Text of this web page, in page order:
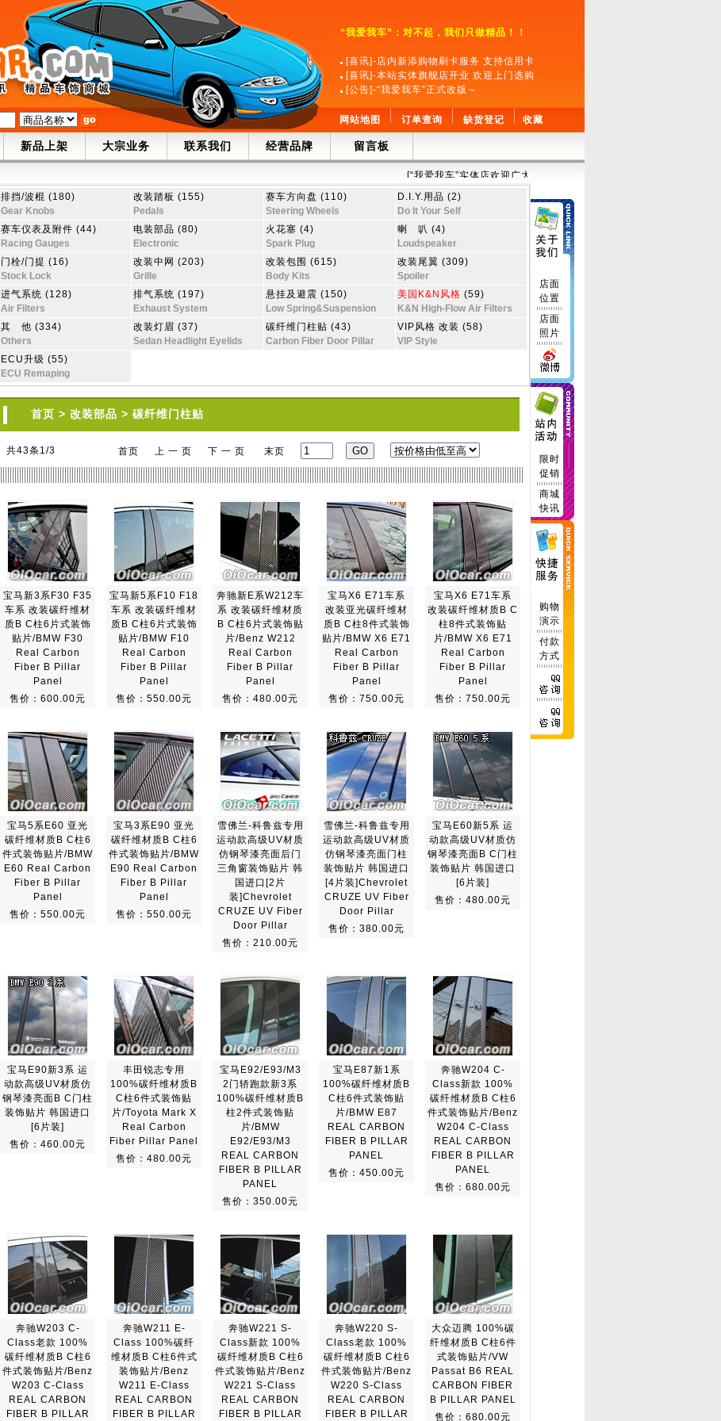
“我爱我车”：对不起，我们只做精品！！
[喜讯]-店内新添购物刷卡服务 支持信用卡
[喜讯]-本站实体旗舰店开业 欢迎上门选购
[公告]-“我爱我车”正式改版～
网站地图 订单查询 缺货登记 收藏
新品上架 大宗业务 联系我们 经营品牌 留言板
[“我爱我车”实体店欢迎广大车友上门选购，店内可提供安装服务。
排挡/波棍 (180)
Gear Knobs
改装踏板 (155)
Pedals
赛车方向盘 (110)
Steering Wheels
D.I.Y.用品 (2)
Do It Your Self
赛车仪表及附件 (44)
Racing Gauges
电装部品 (80)
Electronic
火花塞 (4)
Spark Plug
喇 叭 (4)
Loudspeaker
门栓/门提 (16)
Stock Lock
改装中网 (203)
Grille
改装包围 (615)
Body Kits
改装尾翼 (309)
Spoiler
进气系统 (128)
Air Filters
排气系统 (197)
Exhaust System
悬挂及避震 (150)
Low Spring&Suspension
美国K&N风格 (59)
K&N High-Flow Air Filters
其 他 (334)
Others
改装灯眉 (37)
Sedan Headlight Eyelids
碳纤维门柱贴 (43)
Carbon Fiber Door Pillar
VIP风格 改装 (58)
VIP Style
ECU升级 (55)
ECU Remaping
首页 > 改装部品 > 碳纤维门柱贴
共43条1/3 首页 上 一 页 下 一 页 末页
宝马新3系F30 F35
车系 改装碳纤维材
质B C柱6片式装饰
贴片/BMW F30
Real Carbon
Fiber B Pillar
Panel
售价：600.00元
宝马新5系F10 F18
车系 改装碳纤维材
质B C柱6片式装饰
贴片/BMW F10
Real Carbon
Fiber B Pillar
Panel
售价：550.00元
奔驰新E系W212车
系 改装碳纤维材质
B C柱6片式装饰贴
片/Benz W212
Real Carbon
Fiber B Pillar
Panel
售价：480.00元
宝马X6 E71车系
改装亚光碳纤维材
质B C柱8件式装饰
贴片/BMW X6 E71
Real Carbon
Fiber B Pillar
Panel
售价：750.00元
宝马X6 E71车系
改装碳纤维材质B C
柱8件式装饰贴
片/BMW X6 E71
Real Carbon
Fiber B Pillar
Panel
售价：750.00元
宝马5系E60 亚光
碳纤维材质B C柱6
件式装饰贴片/BMW
E60 Real Carbon
Fiber B Pillar
Panel
售价：550.00元
宝马3系E90 亚光
碳纤维材质B C柱6
件式装饰贴片/BMW
E90 Real Carbon
Fiber B Pillar
Panel
售价：550.00元
雪佛兰-科鲁兹专用
运动款高级UV材质
仿钢琴漆亮面后门
三角窗装饰贴片 韩
国进口[2片
装]Chevrolet
CRUZE UV Fiber
Door Pillar
售价：210.00元
雪佛兰-科鲁兹专用
运动款高级UV材质
仿钢琴漆亮面门柱
装饰贴片 韩国进口
[4片装]Chevrolet
CRUZE UV Fiber
Door Pillar
售价：380.00元
宝马E60新5系 运
动款高级UV材质仿
钢琴漆亮面B C门柱
装饰贴片 韩国进口
[6片装]
售价：480.00元
宝马E90新3系 运
动款高级UV材质仿
钢琴漆亮面B C门柱
装饰贴片 韩国进口
[6片装]
售价：460.00元
丰田锐志专用
100%碳纤维材质B
C柱6件式装饰贴
片/Toyota Mark X
Real Carbon
Fiber Pillar Panel
售价：480.00元
宝马E92/E93/M3
2门轿跑款新3系
100%碳纤维材质B
柱2件式装饰贴
片/BMW
E92/E93/M3
REAL CARBON
FIBER B PILLAR
PANEL
售价：350.00元
宝马E87新1系
100%碳纤维材质B
C柱6件式装饰贴
片/BMW E87
REAL CARBON
FIBER B PILLAR
PANEL
售价：450.00元
奔驰W204 C-
Class新款 100%
碳纤维材质B C柱6
件式装饰贴片/Benz
W204 C-Class
REAL CARBON
FIBER B PILLAR
PANEL
售价：680.00元
奔驰W203 C-
Class老款 100%
碳纤维材质B C柱6
件式装饰贴片/Benz
W203 C-Class
REAL CARBON
FIBER B PILLAR
奔驰W211 E-
Class 100%碳纤
维材质B C柱6件式
装饰贴片/Benz
W211 E-Class
REAL CARBON
FIBER B PILLAR
奔驰W221 S-
Class新款 100%
碳纤维材质B C柱6
件式装饰贴片/Benz
W221 S-Class
REAL CARBON
FIBER B PILLAR
奔驰W220 S-
Class老款 100%
碳纤维材质B C柱6
件式装饰贴片/Benz
W220 S-Class
REAL CARBON
FIBER B PILLAR
大众迈腾 100%碳
纤维材质B C柱6件
式装饰贴片/VW
Passat B6 REAL
CARBON FIBER
B PILLAR PANEL
售价：680.00元
店面
位置
店面
照片
限时
促销
商城
快讯
购物
演示
付款
方式